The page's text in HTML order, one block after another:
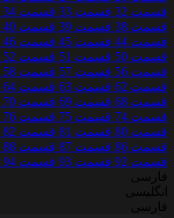
قسمت 32
قسمت 33 قسمت 34
قسمت 38
قسمت 39 قسمت 40
قسمت 44
قسمت 45 قسمت 46
قسمت 50
قسمت 51 قسمت 52
قسمت 56
قسمت 57 قسمت 58
قسمت 62
قسمت 63 قسمت 64
قسمت 68
قسمت 69 قسمت 70
قسمت 74
قسمت 75 قسمت 76
قسمت 80
قسمت 81 قسمت 82
قسمت 86
قسمت 87 قسمت 88
قسمت 92
قسمت 93 قسمت 94
فارسی
انگلیسی
فارسی